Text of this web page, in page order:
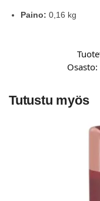
Paino: 0,16 kg
Osasto:
Tutustu myös